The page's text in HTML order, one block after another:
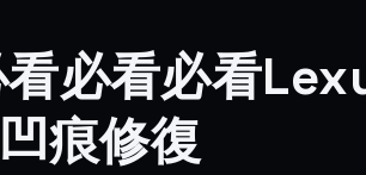
必看必看
痕修復